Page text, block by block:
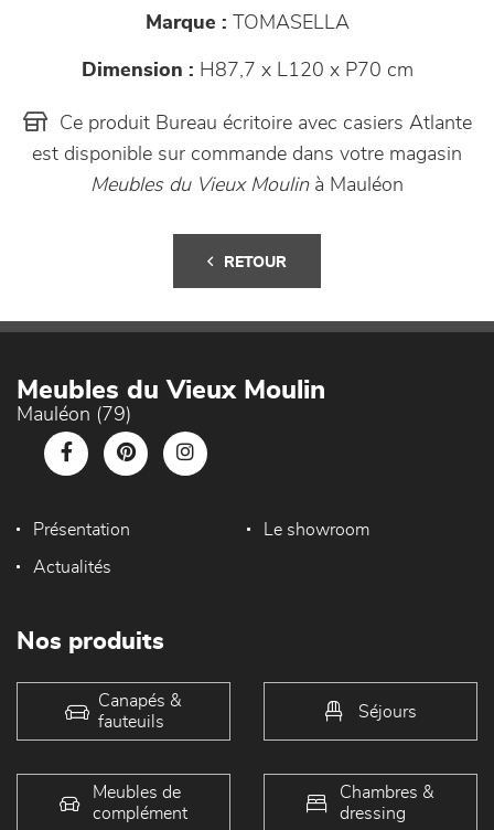
Marque : TOMASELLA
Dimension : H87,7 x L120 x P70 cm
Ce produit Bureau écritoire avec casiers Atlante
est disponible sur commande dans votre magasin
Meubles du Vieux Moulinà Mauléon
RETOUR
Meubles du Vieux Moulin
Mauléon (79)
Présentation Le showroom
Actualités
Nos produits
Canapés &
fauteuils
Séjours
Meubles de
complément
Chambres &
dressing